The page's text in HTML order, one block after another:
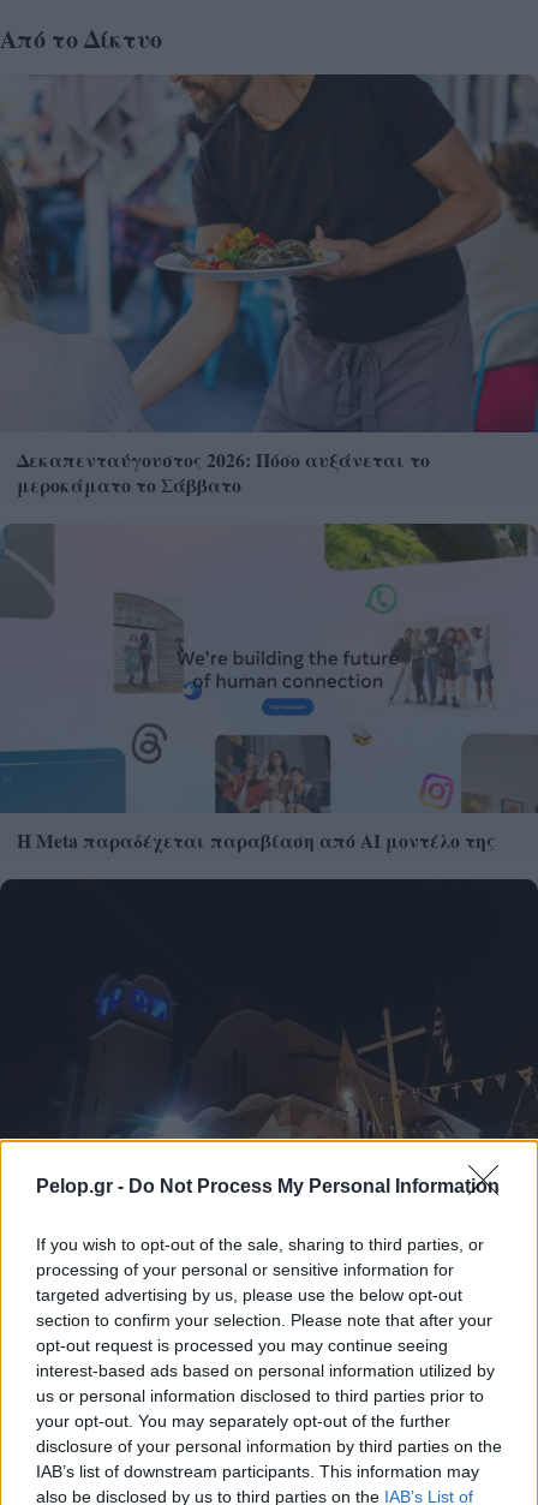
Pelop.gr - Do Not Process My Personal Information
If you wish to opt-out of the sale, sharing to third parties, or
processing of your personal or sensitive information for
targeted advertising by us, please use the below opt-out
section to confirm your selection. Please note that after your
opt-out request is processed you may continue seeing
interest-based ads based on personal information utilized by
us or personal information disclosed to third parties prior to
your opt-out. You may separately opt-out of the further
disclosure of your personal information by third parties on the
IAB’s list of downstream participants. This information may
also be disclosed by us to third parties on the IAB’s List of
Από το Δίκτυο
Δεκαπενταύγουστος 2026: Πόσο αυξάνεται το
μεροκάματο το Σάββατο
Η Meta παραδέχεται παραβίαση από AI μοντέλο της
Με λαμπρότητα ο εορτασμός της Μεταμορφώσεως του
Σωτήρος στην Οβρυά ΦΩΤΟ